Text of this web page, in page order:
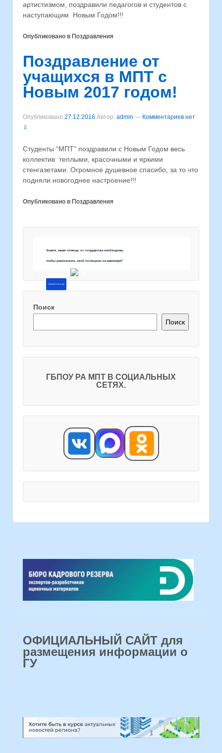
артистизмом, поздравили педагогов и студентов с
наступающим Новым Годом!!!
Опубликовано в Поздравления
Поздравление от
учащихся в МПТ с
Новым 2017 годом!
Опубликовано 27.12.2016 Автор: admin — Комментариев нет
⇩
Студенты “МПТ” поздравили с Новым Годом весь
коллектив теплыми, красочными и яркими
стенгазетами. Огромное душевное спасибо, за то что
подняли новогоднее настроение!!!
Опубликовано в Поздравления
Знаете, какая помощь от государства необходима,
чтобы реализовать свой потенциал на максимум?
Напишите об этом
Поиск
Поиск
ГБПОУ РА МПТ В СОЦИАЛЬНЫХ
СЕТЯХ.
ОФИЦИАЛЬНЫЙ САЙТ для
размещения информации о
ГУ